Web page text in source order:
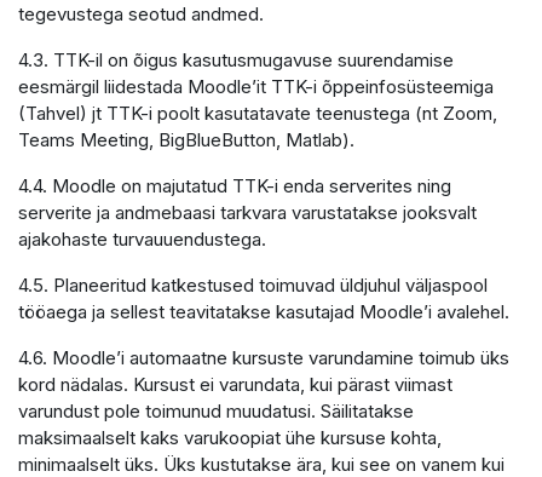
tegevustega seotud andmed.
4.3. TTK-il on õigus kasutusmugavuse suurendamise
eesmärgil liidestada Moodle’it TTK-i õppeinfosüsteemiga
(Tahvel) jt TTK-i poolt kasutatavate teenustega (nt Zoom,
Teams Meeting, BigBlueButton, Matlab).
4.4. Moodle on majutatud TTK-i enda serverites ning
serverite ja andmebaasi tarkvara varustatakse jooksvalt
ajakohaste turvauuendustega.
4.5. Planeeritud katkestused toimuvad üldjuhul väljaspool
tööaega ja sellest teavitatakse kasutajad Moodle’i avalehel.
4.6. Moodle’i automaatne kursuste varundamine toimub üks
kord nädalas. Kursust ei varundata, kui pärast viimast
varundust pole toimunud muudatusi. Säilitatakse
maksimaalselt kaks varukoopiat ühe kursuse kohta,
minimaalselt üks. Üks kustutakse ära, kui see on vanem kui